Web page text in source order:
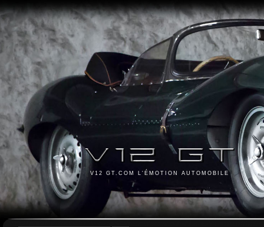
V12 GT.COM L'ÉMOTION AUTOMOBILE